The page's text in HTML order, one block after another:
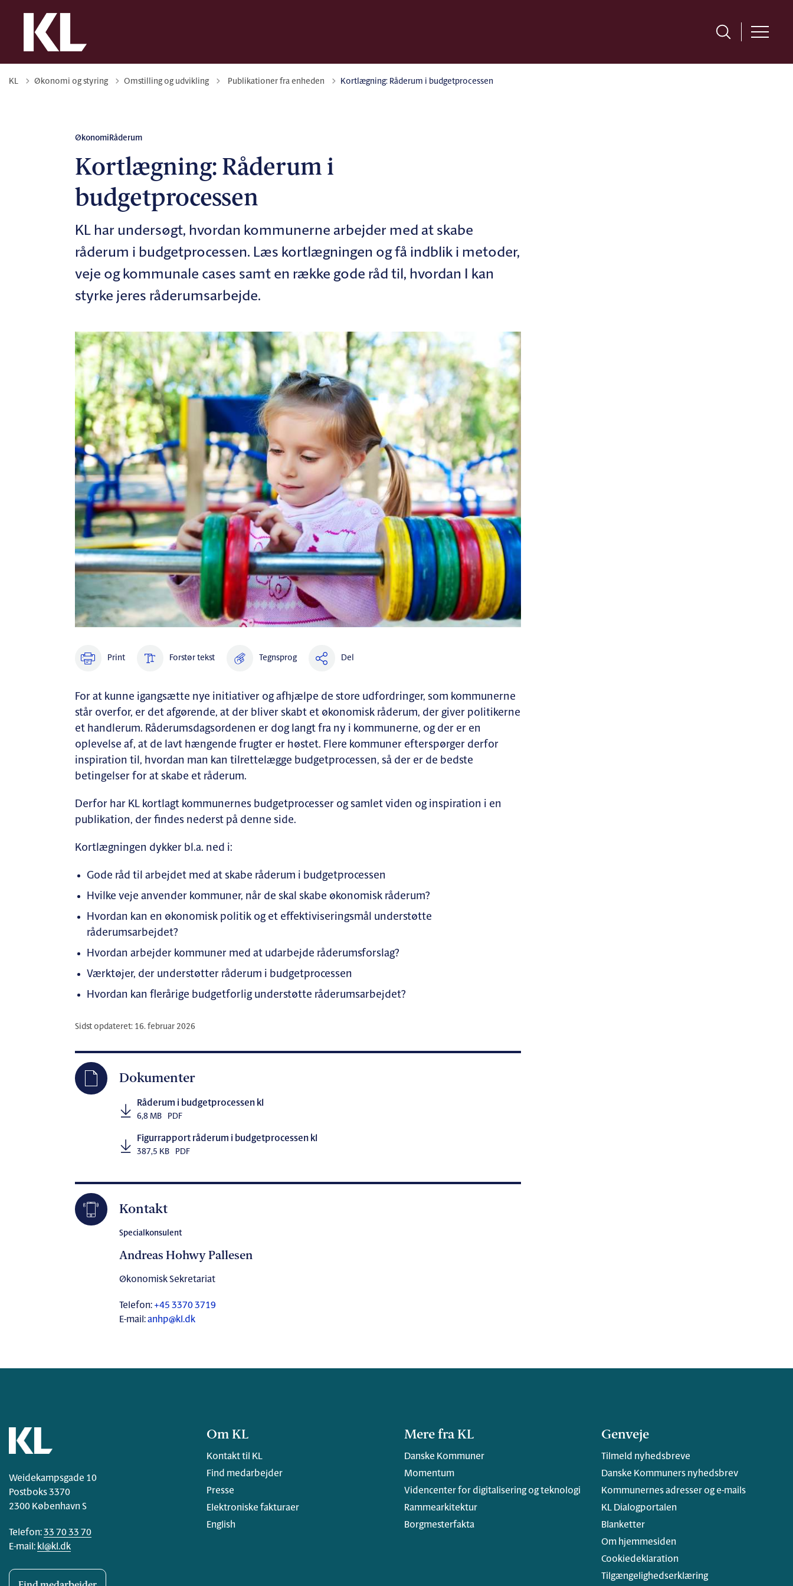
KL Økonomi og styring Omstilling og udvikling Tilbage til
Publikationer fra enheden Kortlægning: Råderum i budgetprocessen
ØkonomiRåderum
Kortlægning: Råderum i
budgetprocessen
KL har undersøgt, hvordan kommunerne arbejder med at skabe
råderum i budgetprocessen. Læs kortlægningen og få indblik i metoder,
veje og kommunale cases samt en række gode råd til, hvordan I kan
styrke jeres råderumsarbejde.
Print Forstør tekst Tegnsprog Del
For at kunne igangsætte nye initiativer og afhjælpe de store udfordringer, som kommunerne
står overfor, er det afgørende, at der bliver skabt et økonomisk råderum, der giver politikerne
et handlerum. Råderumsdagsordenen er dog langt fra ny i kommunerne, og der er en
oplevelse af, at de lavt hængende frugter er høstet. Flere kommuner efterspørger derfor
inspiration til, hvordan man kan tilrettelægge budgetprocessen, så der er de bedste
betingelser for at skabe et råderum.
Derfor har KL kortlagt kommunernes budgetprocesser og samlet viden og inspiration i en
publikation, der findes nederst på denne side.
Kortlægningen dykker bl.a. ned i:
Gode råd til arbejdet med at skabe råderum i budgetprocessen
Hvilke veje anvender kommuner, når de skal skabe økonomisk råderum?
Hvordan kan en økonomisk politik og et effektiviseringsmål understøtte
råderumsarbejdet?
Hvordan arbejder kommuner med at udarbejde råderumsforslag?
Værktøjer, der understøtter råderum i budgetprocessen
Hvordan kan flerårige budgetforlig understøtte råderumsarbejdet?
Sidst opdateret: 16. februar 2026
Dokumenter
Råderum i budgetprocessen kl
6,8 MB PDF
Figurrapport råderum i budgetprocessen kl
387,5 KB PDF
Kontakt
Specialkonsulent
Andreas Hohwy Pallesen
Økonomisk Sekretariat
Telefon:+45 3370 3719
E-mail:anhp@kl.dk
Weidekampsgade 10
Postboks 3370
2300 København S
Telefon:33 70 33 70
E-mail: kl@kl.dk
Om KL
Kontakt til KL
Find medarbejder
Presse
Elektroniske fakturaer
English
Mere fra KL
Danske Kommuner
Momentum
Videncenter for digitalisering og teknologi
Rammearkitektur
Borgmesterfakta
Genveje
Tilmeld nyhedsbreve
Danske Kommuners nyhedsbrev
Kommunernes adresser og e-mails
KL Dialogportalen
Blanketter
Om hjemmesiden
Cookiedeklaration
Tilgængelighedserklæring